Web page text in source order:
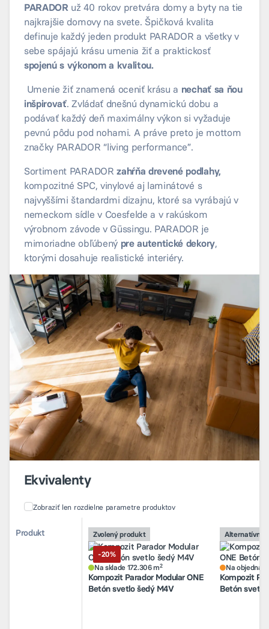
PARADOR už 40 rokov pretvára domy a byty na tie
najkrajšie domovy na svete. Špičková kvalita
definuje každý jeden produkt PARADOR a všetky v
sebe spájajú krásu umenia žiť a praktickosť
spojenú s výkonom a kvalitou.
Umenie žiť znamená oceniť krásu a nechať sa ňou
inšpirovať. Zvládať dnešnú dynamickú dobu a
podávať každý deň maximálny výkon si vyžaduje
pevnú pôdu pod nohami. A práve preto je mottom
značky PARADOR “living performance”.
Sortiment PARADORzahŕňa drevené podlahy,
kompozitné SPC, vinylové aj laminátové s
najvyššími štandardmi dizajnu, ktoré sa vyrábajú v
nemeckom sídle v Coesfelde a v rakúskom
výrobnom závode v Güssingu. PARADOR je
mimoriadne obľúbený pre autentické dekory,
ktorými dosahuje realistické interiéry.
Ekvivalenty
Zobraziť len rozdielne parametre produktov
Porovnanie alternatívnych produktov
Produkt Zvolený produkt
-20%
Na sklade 172.306 m2
Kompozit Parador Modular ONE
Betón svetlo šedý M4V
Alternatívny
Na
Kompozit
Betón svetlý
Porovnanie alternatívnych produktov
Produkt Zvolený produkt
-20%
Na sklade 172.306 m2
Kompozit Parador Modular ONE
Betón svetlo šedý M4V
Alternatívny
Na
Kompozit
Betón svetlý